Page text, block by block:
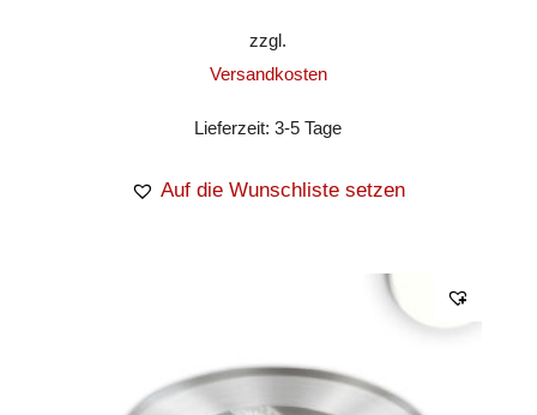
zzgl.
Versandkosten
Lieferzeit:3-5 Tage
Auf die Wunschliste setzen